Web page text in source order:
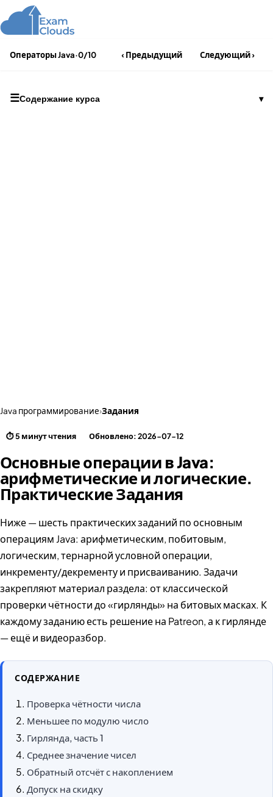
Операторы Java·0/10 ‹ Предыдущий Следующий ›
☰Содержание курса ▾
Java программирование›Задания
⏱ 5 минут чтения Обновлено: 2026-07-12
Основные операции в Java:
арифметические и логические.
Практические Задания
Ниже — шесть практических заданий по основным
операциям Java: арифметическим, побитовым,
логическим, тернарной условной операции,
инкременту/декременту и присваиванию. Задачи
закрепляют материал раздела: от классической
проверки чётности до «гирлянды» на битовых масках. К
каждому заданию есть решение на Patreon, а к гирлянде
— ещё и видеоразбор.
СОДЕРЖАНИЕ
Проверка чётности числа
Меньшее по модулю число
Гирлянда, часть 1
Среднее значение чисел
Обратный отсчёт с накоплением
Допуск на скидку